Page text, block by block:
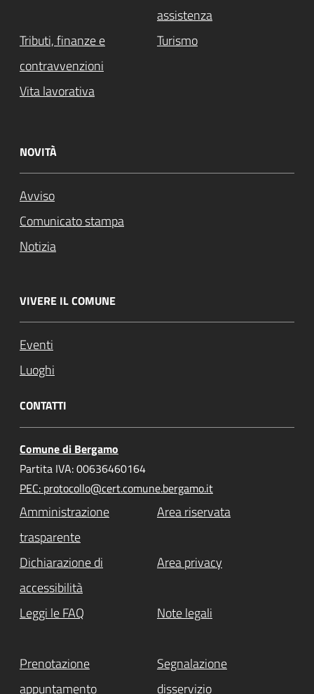
assistenza
Tributi, finanze e
contravvenzioni
Turismo
Vita lavorativa
NOVITÀ
Avviso
Comunicato stampa
Notizia
VIVERE IL COMUNE
Eventi
Luoghi
CONTATTI
Comune di Bergamo
Partita IVA: 00636460164
PEC: protocollo@cert.comune.bergamo.it
Amministrazione
trasparente
Area riservata
Dichiarazione di
accessibilità
Area privacy
Leggi le FAQ Note legali
Prenotazione
appuntamento
Segnalazione
disservizio